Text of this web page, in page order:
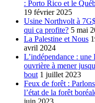
: Porto Rico et le
19 février 2025
Usine Northvolt à
qui ça profite? 5 mai
La Palestine et Nous
avril 2024
L’indépendance : une
ouvrière à mener
bout 1 juillet 2023
Feux de forêt :
l’état de la forêt
juin 2023